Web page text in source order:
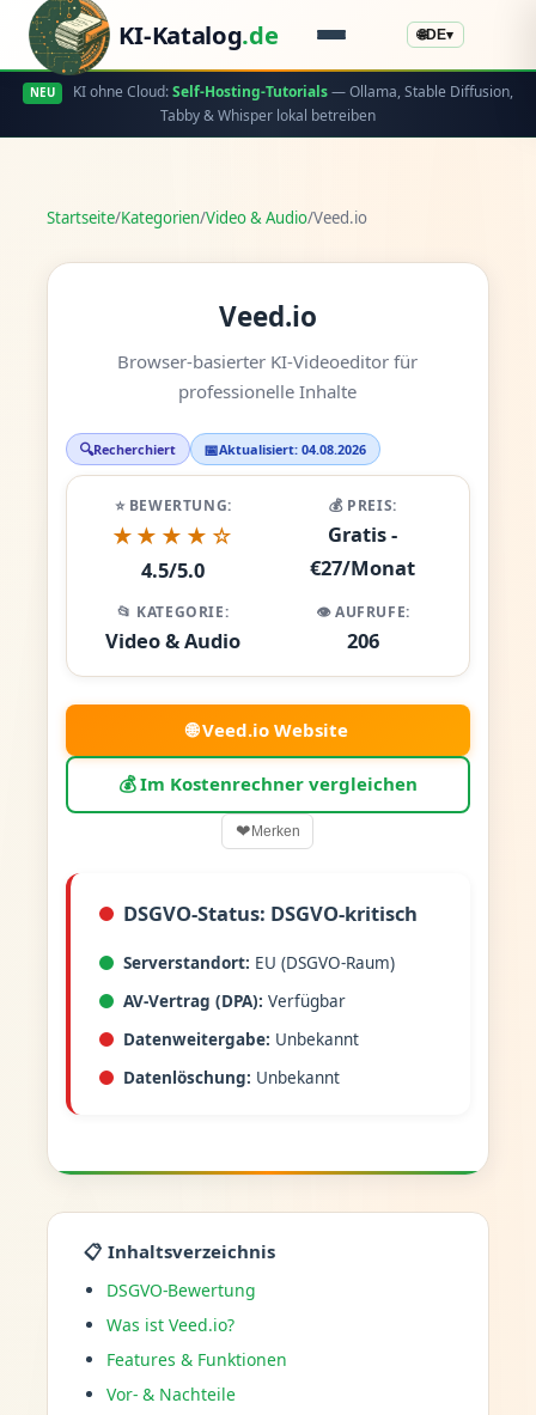
KI-Katalog.de 🌐DE▾
NEU KI ohne Cloud:Self-Hosting-Tutorials— Ollama, Stable Diffusion,
Tabby & Whisper lokal betreiben
Startseite/Kategorien/Video & Audio/Veed.io
Veed.io
Browser-basierter KI-Videoeditor für
professionelle Inhalte
🔍Recherchiert 📅Aktualisiert: 04.08.2026
⭐ BEWERTUNG:
★★★★☆
4.5/5.0
💰 PREIS:
Gratis -
€27/Monat
📂 KATEGORIE:
Video & Audio
👁️ AUFRUFE:
206
🌐 Veed.io Website
💰 Im Kostenrechner vergleichen
❤Merken
DSGVO-Status: DSGVO-kritisch
Serverstandort: EU (DSGVO-Raum)
AV-Vertrag (DPA): Verfügbar
Datenweitergabe: Unbekannt
Datenlöschung: Unbekannt
📋 Inhaltsverzeichnis
DSGVO-Bewertung
Was ist Veed.io?
Features & Funktionen
Vor- & Nachteile